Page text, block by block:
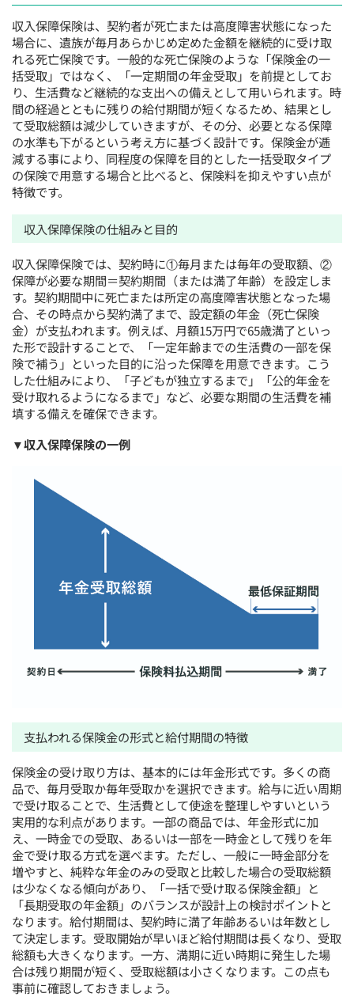
収入保障保険は、契約者が死亡または高度障害状態になった
場合に、遺族が毎月あらかじめ定めた金額を継続的に受け取
れる死亡保険です。一般的な死亡保険のような「保険金の一
括受取」ではなく、「一定期間の年金受取」を前提としてお
り、生活費など継続的な支出への備えとして用いられます。時
間の経過とともに残りの給付期間が短くなるため、結果とし
て受取総額は減少していきますが、その分、必要となる保障
の水準も下がるという考え方に基づく設計です。保険金が逓
減する事により、同程度の保障を目的とした一括受取タイプ
の保険で用意する場合と比べると、保険料を抑えやすい点が
特徴です。
収入保障保険の仕組みと目的
収入保障保険では、契約時に①毎月または毎年の受取額、②
保障が必要な期間＝契約期間（または満了年齢）を設定しま
す。契約期間中に死亡または所定の高度障害状態となった場
合、その時点から契約満了まで、設定額の年金（死亡保険
金）が支払われます。例えば、月額15万円で65歳満了といっ
た形で設計することで、「一定年齢までの生活費の一部を保
険で補う」といった目的に沿った保障を用意できます。こう
した仕組みにより、「子どもが独立するまで」「公的年金を
受け取れるようになるまで」など、必要な期間の生活費を補
填する備えを確保できます。
▼収入保障保険の一例
支払われる保険金の形式と給付期間の特徴
保険金の受け取り方は、基本的には年金形式です。多くの商
品で、毎月受取か毎年受取かを選択できます。給与に近い周期
で受け取ることで、生活費として使途を整理しやすいという
実用的な利点があります。一部の商品では、年金形式に加
え、一時金での受取、あるいは一部を一時金として残りを年
金で受け取る方式を選べます。ただし、一般に一時金部分を
増やすと、純粋な年金のみの受取と比較した場合の受取総額
は少なくなる傾向があり、「一括で受け取る保険金額」と
「長期受取の年金額」のバランスが設計上の検討ポイントと
なります。給付期間は、契約時に満了年齢あるいは年数とし
て決定します。受取開始が早いほど給付期間は長くなり、受取
総額も大きくなります。一方、満期に近い時期に発生した場
合は残り期間が短く、受取総額は小さくなります。この点も
事前に確認しておきましょう。